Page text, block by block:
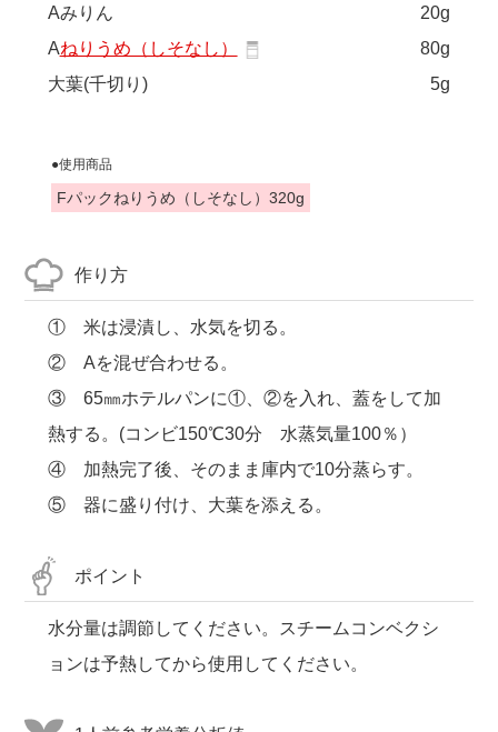
Aみりん
20g
Aねりうめ（しそなし）
80g
大葉(千切り)
5g
●使用商品
Fパックねりうめ（しそなし）320g
作り方
① 米は浸漬し、水気を切る。
② Aを混ぜ合わせる。
③ 65㎜ホテルパンに①、②を入れ、蓋をして加
熱する。(コンビ150℃30分 水蒸気量100％）
④ 加熱完了後、そのまま庫内で10分蒸らす。
⑤ 器に盛り付け、大葉を添える。
ポイント
水分量は調節してください。スチームコンベクシ
ョンは予熱してから使用してください。